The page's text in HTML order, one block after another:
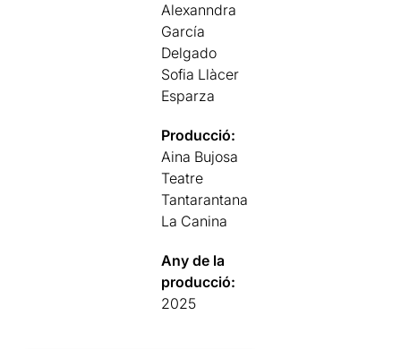
Alexanndra
García
Delgado
Sofia Llàcer
Esparza
Producció:
Aina Bujosa
Teatre
Tantarantana
La Canina
Any de la
producció:
2025